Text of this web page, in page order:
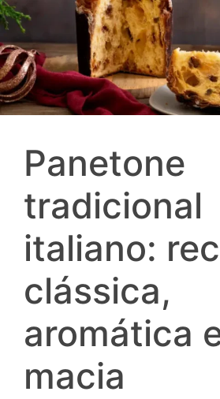
Panetone
tradicional
italiano:
clássica,
aromática
macia